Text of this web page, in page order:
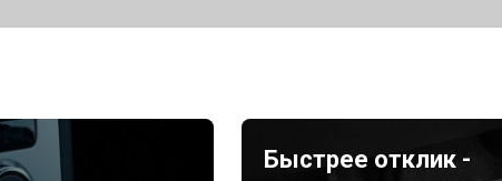
Быстрее отклик -